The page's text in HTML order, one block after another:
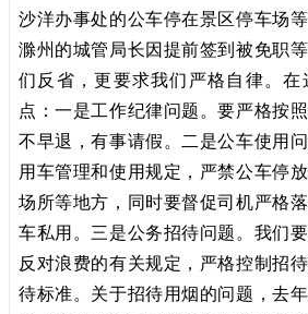
沙洋办事处的公车停在景区停车场
滁州的城管局长因提前签到被免职
们反省，更要求我们严格自律。
点：一是工作纪律问题。要严格按
不早退，有事请假。二是公车使用
用车管理和使用规定，严禁公车停
场所等地方，同时要督促司机严格
车私用。三是公务招待问题。我们
反对浪费的有关规定，严格控制招
待标准。关于招待用烟的问题，去